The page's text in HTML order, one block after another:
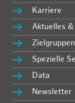
Karriere
Aktuelles &
Spezielle
Data
Newsletter